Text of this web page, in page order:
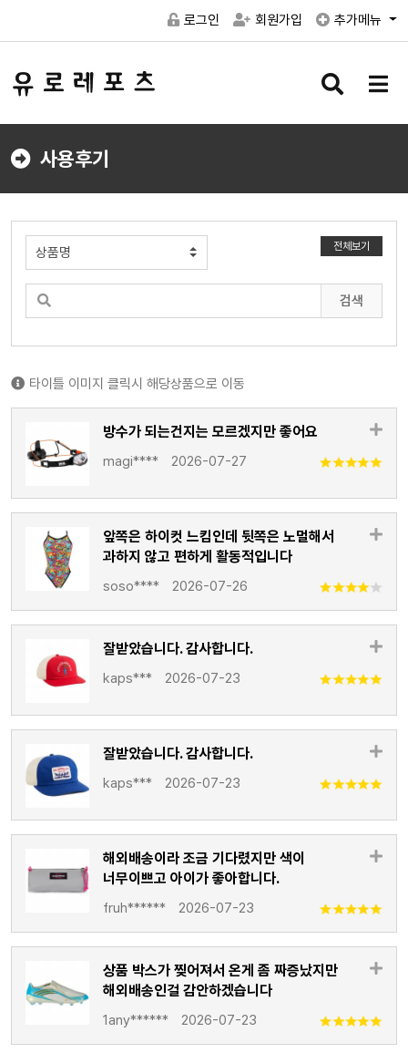
로그인 회원가입 추가메뉴
검
버
메
버
사용후기
전체보기
검색
타이틀 이미지 클릭시 해당상품으로 이동
방수가 되는건지는 모르겠지만 좋어요
magi**** 2026-07-27
앞쪽은 하이컷 느킴인데 뒷쪽은 노멀해서
과하지 않고 편하게 활동적입니다
soso**** 2026-07-26
잘받았습니다. 감사합니다.
kaps*** 2026-07-23
잘받았습니다. 감사합니다.
kaps*** 2026-07-23
해외배송이라 조금 기다렸지만 색이
너무이쁘고 아이가 좋아합니다.
fruh****** 2026-07-23
상품 박스가 찢어져서 온게 좀 짜증났지만
해외배송인걸 감안하겠습니다
1any****** 2026-07-23